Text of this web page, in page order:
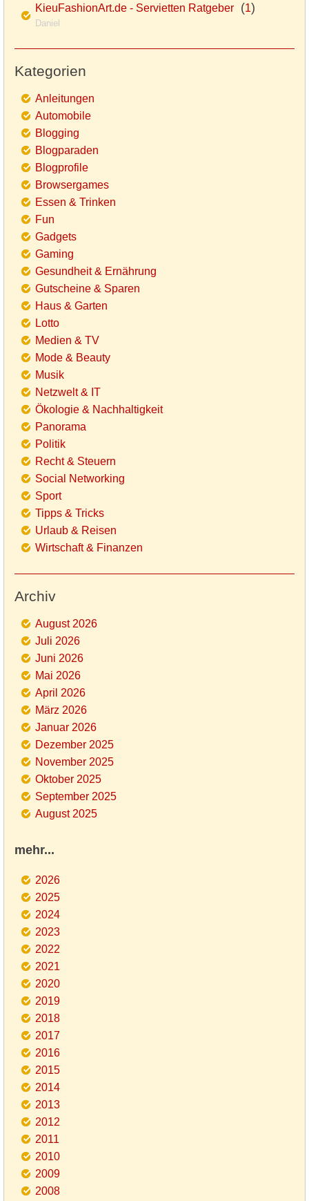
KieuFashionArt.de - Servietten Ratgeber (1)
Daniel
Kategorien
Anleitungen
Automobile
Blogging
Blogparaden
Blogprofile
Browsergames
Essen & Trinken
Fun
Gadgets
Gaming
Gesundheit & Ernährung
Gutscheine & Sparen
Haus & Garten
Lotto
Medien & TV
Mode & Beauty
Musik
Netzwelt & IT
Ökologie & Nachhaltigkeit
Panorama
Politik
Recht & Steuern
Social Networking
Sport
Tipps & Tricks
Urlaub & Reisen
Wirtschaft & Finanzen
Archiv
August 2026
Juli 2026
Juni 2026
Mai 2026
April 2026
März 2026
Januar 2026
Dezember 2025
November 2025
Oktober 2025
September 2025
August 2025
mehr...
2026
2025
2024
2023
2022
2021
2020
2019
2018
2017
2016
2015
2014
2013
2012
2011
2010
2009
2008